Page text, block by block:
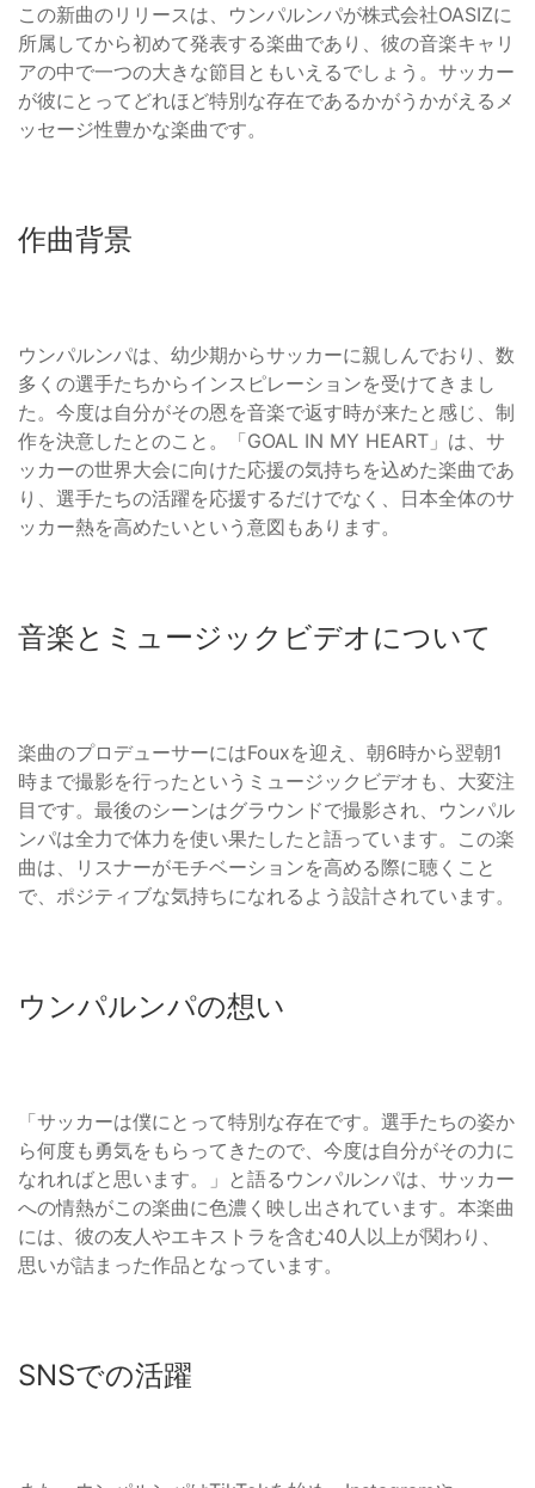
この新曲のリリースは、ウンパルンパが株式会社OASIZに
所属してから初めて発表する楽曲であり、彼の音楽キャリ
アの中で一つの大きな節目ともいえるでしょう。サッカー
が彼にとってどれほど特別な存在であるかがうかがえるメ
ッセージ性豊かな楽曲です。
作曲背景
ウンパルンパは、幼少期からサッカーに親しんでおり、数
多くの選手たちからインスピレーションを受けてきまし
た。今度は自分がその恩を音楽で返す時が来たと感じ、制
作を決意したとのこと。「GOAL IN MY HEART」は、サ
ッカーの世界大会に向けた応援の気持ちを込めた楽曲であ
り、選手たちの活躍を応援するだけでなく、日本全体のサ
ッカー熱を高めたいという意図もあります。
音楽とミュージックビデオについて
楽曲のプロデューサーにはFouxを迎え、朝6時から翌朝1
時まで撮影を行ったというミュージックビデオも、大変注
目です。最後のシーンはグラウンドで撮影され、ウンパル
ンパは全力で体力を使い果たしたと語っています。この楽
曲は、リスナーがモチベーションを高める際に聴くこと
で、ポジティブな気持ちになれるよう設計されています。
ウンパルンパの想い
「サッカーは僕にとって特別な存在です。選手たちの姿か
ら何度も勇気をもらってきたので、今度は自分がその力に
なれればと思います。」と語るウンパルンパは、サッカー
への情熱がこの楽曲に色濃く映し出されています。本楽曲
には、彼の友人やエキストラを含む40人以上が関わり、
思いが詰まった作品となっています。
SNSでの活躍